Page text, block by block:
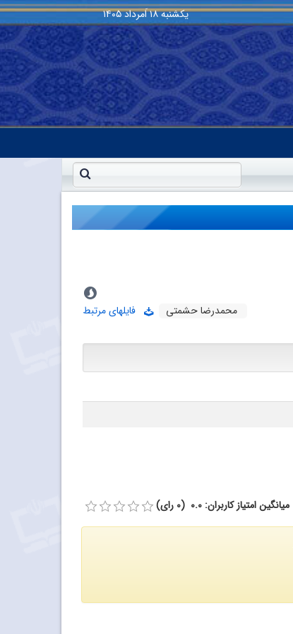
یکشنبه۱۸ اَمرداد ۱۴۰۵
محمدرضا حشمتی
فایلهای مرتبط
میانگین امتیاز کاربران: 0.0 (0 رای)